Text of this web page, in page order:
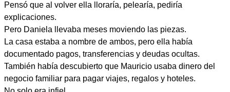
Pensó que al volver ella lloraría, pelearía, pediría
explicaciones.
Pero Daniela llevaba meses moviendo las piezas.
La casa estaba a nombre de ambos, pero ella había
documentado pagos, transferencias y deudas ocultas.
También había descubierto que Mauricio usaba dinero del
negocio familiar para pagar viajes, regalos y hoteles.